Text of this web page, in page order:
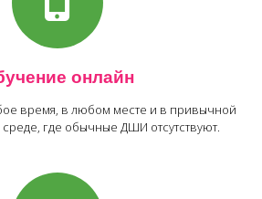
онлайн
время, в любом месте и в привычной
где обычные ДШИ отсутствуют.